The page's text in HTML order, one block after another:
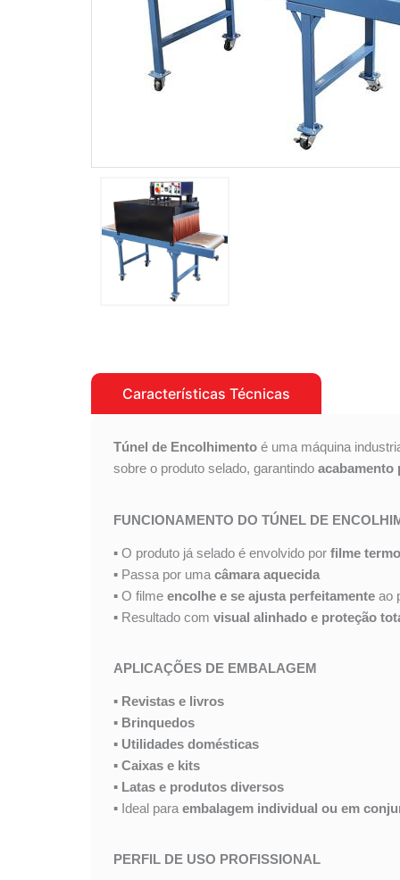
Características Técnicas
Túnel de Encolhimento é uma máquina
sobre o produto selado, garantindo acabamento
FUNCIONAMENTO DO TÚNEL DE
▪ O produto já selado é envolvido por filme
▪ Passa por uma câmara aquecida
▪ O filme encolhe e se ajusta perfeitamente ao
▪ Resultado com visual alinhado e proteção
APLICAÇÕES DE EMBALAGEM
▪ Revistas e livros
▪ Brinquedos
▪ Utilidades domésticas
▪ Caixas e kits
▪ Latas e produtos diversos
▪ Ideal para embalagem individual ou em
PERFIL DE USO PROFISSIONAL